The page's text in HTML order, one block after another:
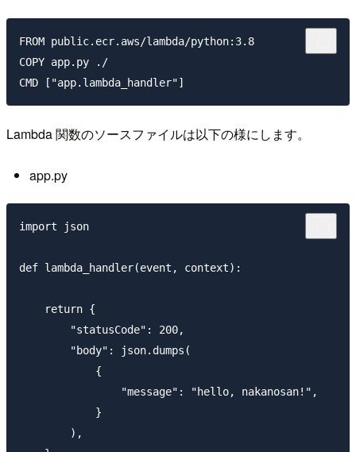
FROM public.ecr.aws/lambda/python:3.8
COPY app.py ./
Lambda 関数のソースファイルは以下の様にします。
app.py
import json
def lambda_handler(event, context):
    return {
        "statusCode": 200,
        "body": json.dumps(
            {
                "message": "hello, nakanosan!",
            }
        ),